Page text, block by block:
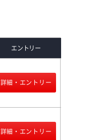
エントリー
詳細・エントリー
詳細・エントリー